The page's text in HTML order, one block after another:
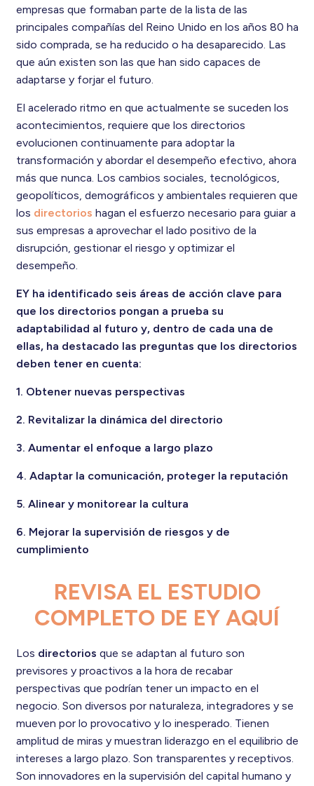
empresas que formaban parte de la lista de las
principales compañías del Reino Unido en los años 80 ha
sido comprada, se ha reducido o ha desaparecido. Las
que aún existen son las que han sido capaces de
adaptarse y forjar el futuro.
El acelerado ritmo en que actualmente se suceden los
acontecimientos, requiere que los directorios
evolucionen continuamente para adoptar la
transformación y abordar el desempeño efectivo, ahora
más que nunca. Los cambios sociales, tecnológicos,
geopolíticos, demográficos y ambientales requieren que
los directorios hagan el esfuerzo necesario para guiar a
sus empresas a aprovechar el lado positivo de la
disrupción, gestionar el riesgo y optimizar el
desempeño.
EY ha identificado seis áreas de acción clave para
que los directorios pongan a prueba su
adaptabilidad al futuro y, dentro de cada una de
ellas, ha destacado las preguntas que los directorios
deben tener en cuenta:
1. Obtener nuevas perspectivas
2. Revitalizar la dinámica del directorio
3. Aumentar el enfoque a largo plazo
4. Adaptar la comunicación, proteger la reputación
5. Alinear y monitorear la cultura
6. Mejorar la supervisión de riesgos y de
cumplimiento
REVISA EL ESTUDIO
COMPLETO DE EY AQUÍ
Los directorios que se adaptan al futuro son
previsores y proactivos a la hora de recabar
perspectivas que podrían tener un impacto en el
negocio. Son diversos por naturaleza, integradores y se
mueven por lo provocativo y lo inesperado. Tienen
amplitud de miras y muestran liderazgo en el equilibrio de
intereses a largo plazo. Son transparentes y receptivos.
Son innovadores en la supervisión del capital humano y